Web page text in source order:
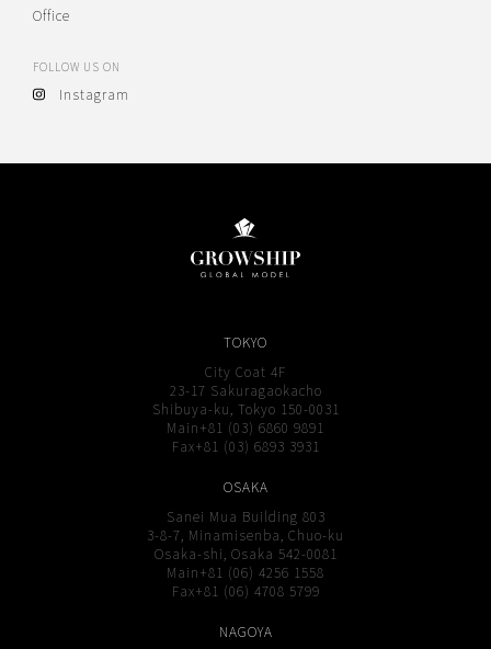
Office
FOLLOW US ON
Instagram
TOKYO
City Coat 4F
23-17 Sakuragaokacho
Shibuya-ku, Tokyo 150-0031
Main+81 (03) 6860 9891
Fax+81 (03) 6893 3931
OSAKA
Sanei Mua Building 803
3-8-7, Minamisenba, Chuo-ku
Osaka-shi, Osaka 542-0081
Main+81 (06) 4256 1558
Fax+81 (06) 4708 5799
NAGOYA